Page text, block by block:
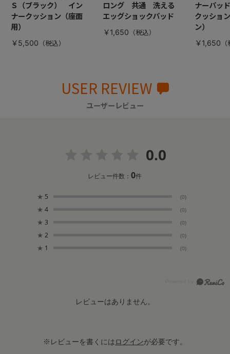
Ｓ（ブラック） イン
ナークッション（座面
用）
￥5,500
ロング 共通 洗える
エッグショックパッド
￥1,650
ナーパッ
クッショ
ン）
￥1,650
USER REVIEW
ユーザーレビュー
0.0
レビュー件数：0件
★ 5 (0)
★ 4 (0)
★ 3 (0)
★ 2 (0)
★ 1 (0)
レビューはありません。
※レビューを書くにはログインが必要です。